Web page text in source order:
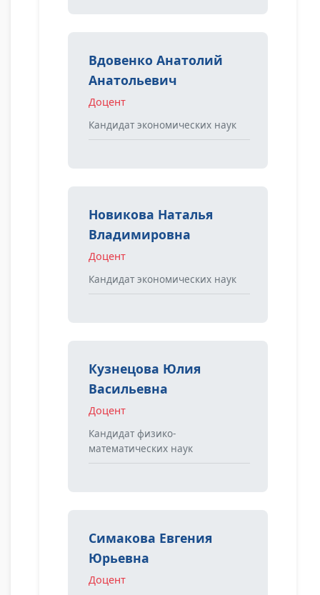
Вдовенко Анатолий
Анатольевич
Доцент
Кандидат экономических наук
Новикова Наталья
Владимировна
Доцент
Кандидат экономических наук
Кузнецова Юлия
Васильевна
Доцент
Кандидат физико-
математических наук
Симакова Евгения
Юрьевна
Доцент